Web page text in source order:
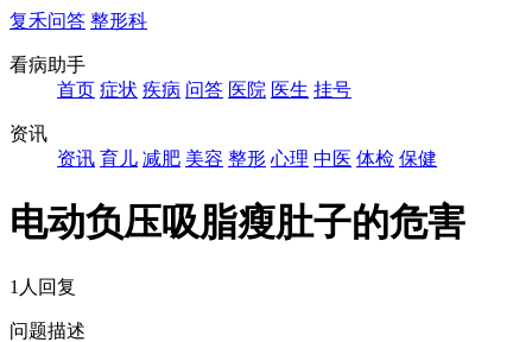
复禾问答 整形科
看病助手
首页 症状 疾病 问答 医院 医生 挂号
资讯
资讯 育儿 减肥 美容 整形 心理 中医 体检 保健
电动负压吸脂瘦肚子的危害
1人回复
问题描述